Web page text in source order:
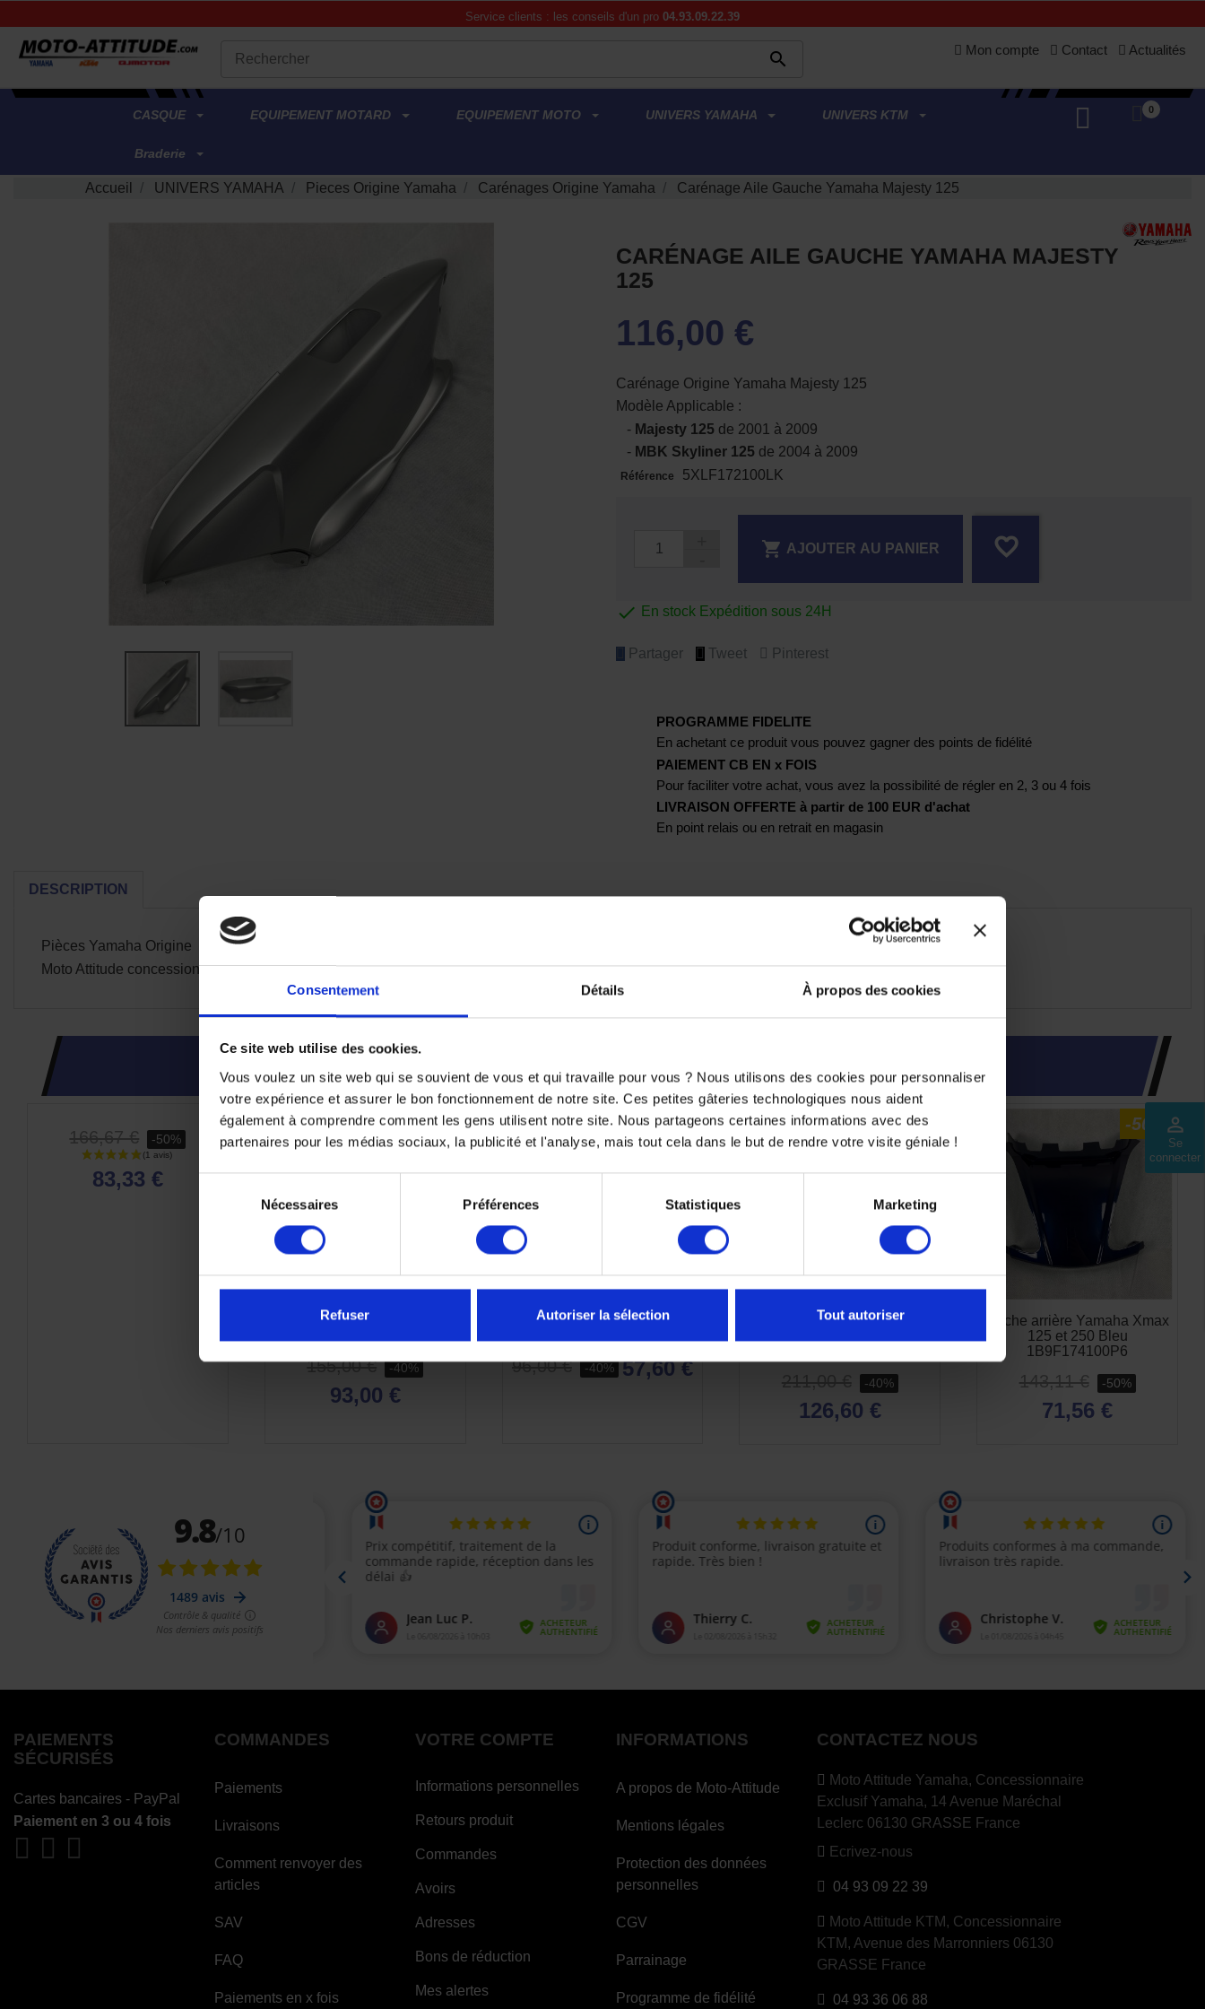
Consentement Détails À propos des cookies
Ce site web utilise des cookies.
Vous voulez un site web qui se souvient de vous et qui travaille pour vous ? Nous utilisons des cookies pour personnaliser
votre expérience et assurer le bon fonctionnement de notre site. Ces petites gâteries technologiques nous aident
également à comprendre comment les gens utilisent notre site. Nous partageons certaines informations avec des
partenaires pour les médias sociaux, la publicité et l'analyse, mais tout cela dans le but de rendre votre visite géniale !
consentement
Nécessaires Préférences Statistiques Marketing
Refuser Autoriser la sélection Tout autoriser
perm_identity
Se
connecter
Service clients : les conseils d'un pro 04.93.09.22.39
 Mon compte Contact Actualités
.
CASQUE EQUIPEMENT MOTARD EQUIPEMENT MOTO UNIVERS YAMAHA UNIVERS KTM
Braderie
0
Accueil UNIVERS YAMAHA Pieces Origine Yamaha Carénages Origine Yamaha Carénage Aile Gauche Yamaha Majesty 125
CARÉNAGE AILE GAUCHE YAMAHA MAJESTY
125
116,00 €
Carénage Origine Yamaha Majesty 125
Modèle Applicable :
- Majesty 125 de 2001 à 2009
- MBK Skyliner 125 de 2004 à 2009
Référence 5XLF172100LK
 AJOUTER AU PANIER favorite_border
 En stock Expédition sous 24H
Partager Tweet Pinterest
PROGRAMME FIDELITE
En achetant ce produit vous pouvez gagner des points de fidélité
PAIEMENT CB EN x FOIS
Pour faciliter votre achat, vous avez la possibilité de régler en 2, 3 ou 4 fois
LIVRAISON OFFERTE à partir de 100 EUR d'achat
En point relais ou en retrait en magasin
DESCRIPTION
Pièces Yamaha Origine
Moto Attitude concessionnaire exclusif depuis 2004
CES PRODUITS SONT SUSCEPTIBLES DE VOUS INTÉRESSER
166,67 € -50%
(1 avis)
83,33 €
-40%
Poignée passager droite
155,00 € -40%
93,00 €
-40%
Banane gauche Yamaha
96,00 € -40% 57,60 €
-40%
Cache gauche réservoir
-40%
126,60 €
-50%
Cache arrière Yamaha Xmax
125 et 250 Bleu
1B9F174100P6
143,11 € -50%
71,56 €
PAIEMENTS
SÉCURISÉS
Cartes bancaires - PayPal
Paiement en 3 ou 4 fois
COMMANDES
Paiements
Livraisons
Comment renvoyer des
articles
SAV
FAQ
Paiements en x fois
VOTRE COMPTE
Informations personnelles
Retours produit
Commandes
Avoirs
Adresses
Bons de réduction
Mes alertes
INFORMATIONS
A propos de Moto-Attitude
Mentions légales
Protection des données
personnelles
CGV
Parrainage
Programme de fidélité
CONTACTEZ NOUS
Moto Attitude Yamaha, Concessionnaire
Exclusif Yamaha, 14 Avenue Maréchal
Leclerc 06130 GRASSE France
Ecrivez-nous
04 93 09 22 39
Moto Attitude KTM, Concessionnaire
KTM, Avenue des Marronniers 06130
GRASSE France
04 93 36 06 88